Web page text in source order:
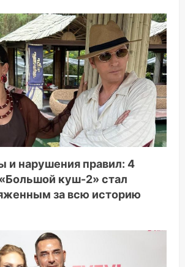
и нарушения правил: 4
куш-2» стал
за всю историю